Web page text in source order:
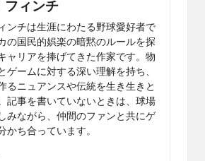
フィンチ
ンチは生涯にわたる野球愛好者で
の国民的娯楽の暗黙のルールを探
ャリアを捧げてきた作家です。物
ゲームに対する深い理解を持ち、
るニュアンスや伝統を生き生きと
記事を書いていないときは、球場
みながら、仲間のファンと共にゲ
かち合っています。